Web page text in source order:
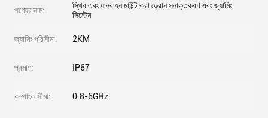
পণ্যের নাম:
স্থির এবং যানবাহন মাউন্ট করা ড্রোন সনাক্তকরণ এবং জ্যামিং
সিস্টেম
জ্যামিং পরিসীমা: 2KM
প্রমাণ: IP67
কম্পাংক সীমা: 0.8-6GHz